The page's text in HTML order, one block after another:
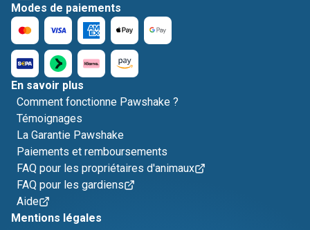
Modes de paiements
En savoir plus
Comment fonctionne Pawshake ?
Témoignages
La Garantie Pawshake
Paiements et remboursements
FAQ pour les propriétaires d'animaux
FAQ pour les gardiens
Aide
Mentions légales